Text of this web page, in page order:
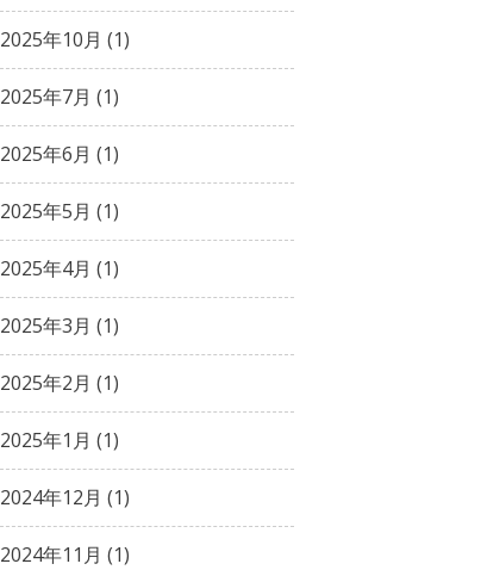
2025年10月 (1)
2025年7月 (1)
2025年6月 (1)
2025年5月 (1)
2025年4月 (1)
2025年3月 (1)
2025年2月 (1)
2025年1月 (1)
2024年12月 (1)
2024年11月 (1)